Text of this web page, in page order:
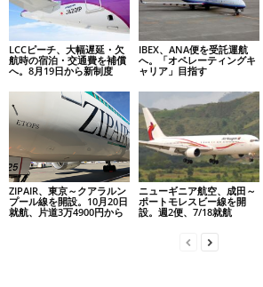
LCCピーチ、大幅遅延・欠
航時の宿泊・交通費を補償
へ。8月19日から新制度
IBEX、ANA便を受託運航
へ。「オペレーティングキ
ャリア」目指す
ZIPAIR、東京～クアラルン
プール線を開設。10月20日
就航、片道3万4900円から
ニューギニア航空、成田～
ポートモレスビー線を開
設。週2便、7/18就航